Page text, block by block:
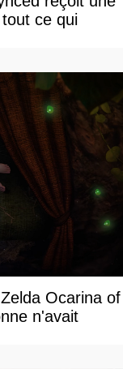
ce qui
Ocarina of
n'avait